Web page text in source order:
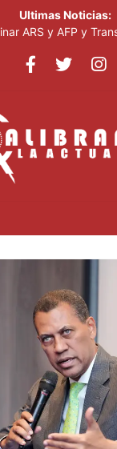
Ultimas Noticias:
ARS y AFP y
del Pueblo
Suben 2,800% En
IA
A Irán Movió